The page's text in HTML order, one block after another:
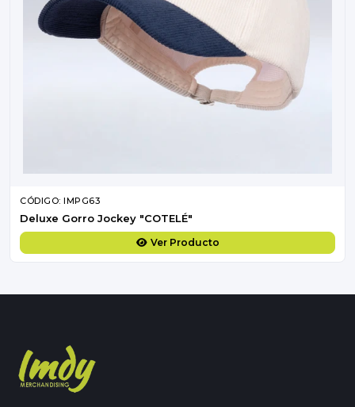
CÓDIGO: IMPG63
Deluxe Gorro Jockey "COTELÉ"
Ver Producto